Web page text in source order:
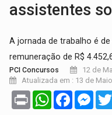
assistentes
A jornada de trabalho é
remuneração de R$
PCI Concursos
12 de
Atualizada em : 13 de
Print WhatsAppFacebook